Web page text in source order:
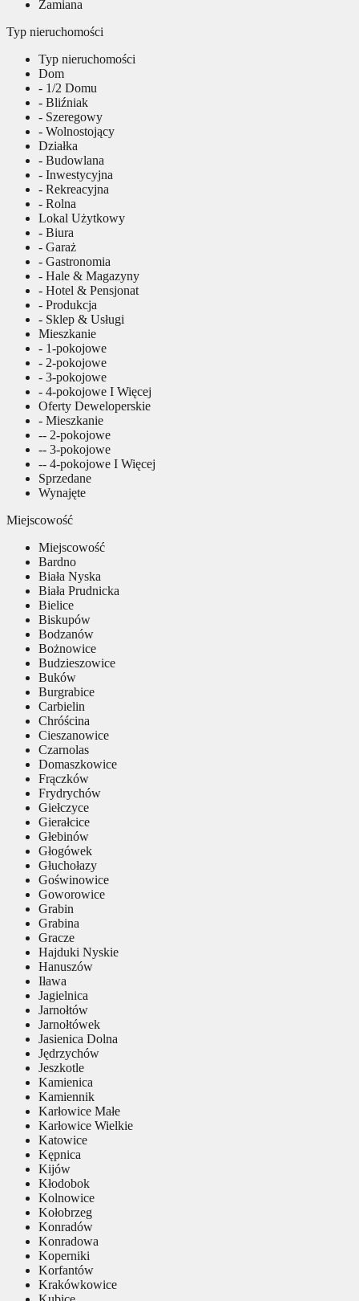
Zamiana
Typ nieruchomości
Typ nieruchomości
Dom
- 1/2 Domu
- Bliźniak
- Szeregowy
- Wolnostojący
Działka
- Budowlana
- Inwestycyjna
- Rekreacyjna
- Rolna
Lokal Użytkowy
- Biura
- Garaż
- Gastronomia
- Hale & Magazyny
- Hotel & Pensjonat
- Produkcja
- Sklep & Usługi
Mieszkanie
- 1-pokojowe
- 2-pokojowe
- 3-pokojowe
- 4-pokojowe I Więcej
Oferty Deweloperskie
- Mieszkanie
-- 2-pokojowe
-- 3-pokojowe
-- 4-pokojowe I Więcej
Sprzedane
Wynajęte
Miejscowość
Miejscowość
Bardno
Biała Nyska
Biała Prudnicka
Bielice
Biskupów
Bodzanów
Bożnowice
Budzieszowice
Buków
Burgrabice
Carbielin
Chróścina
Cieszanowice
Czarnolas
Domaszkowice
Frączków
Frydrychów
Giełczyce
Gierałcice
Głebinów
Głogówek
Głuchołazy
Goświnowice
Goworowice
Grabin
Grabina
Gracze
Hajduki Nyskie
Hanuszów
Iława
Jagielnica
Jarnołtów
Jarnołtówek
Jasienica Dolna
Jędrzychów
Jeszkotle
Kamienica
Kamiennik
Karłowice Małe
Karłowice Wielkie
Katowice
Kępnica
Kijów
Kłodobok
Kolnowice
Kołobrzeg
Konradów
Konradowa
Koperniki
Korfantów
Krakówkowice